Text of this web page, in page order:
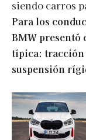
siendo carros
Para los
BMW presentó
típica: tracción
suspensión